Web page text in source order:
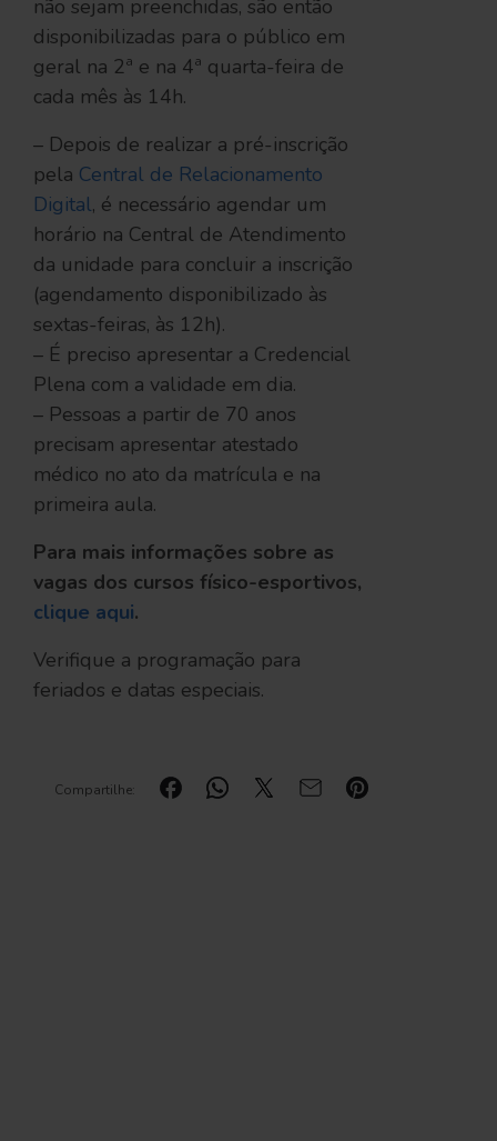
Compartilhe:
não sejam preenchidas, são então
disponibilizadas para o público em
geral na 2ª e na 4ª quarta-feira de
cada mês às 14h.
– Depois de realizar a pré-inscrição
pela Central de Relacionamento
Digital, é necessário agendar um
horário na Central de Atendimento
da unidade para concluir a inscrição
(agendamento disponibilizado às
sextas-feiras, às 12h).
– É preciso apresentar a Credencial
Plena com a validade em dia.
– Pessoas a partir de 70 anos
precisam apresentar atestado
médico no ato da matrícula e na
primeira aula.
Para mais informações sobre as
vagas dos cursos físico-esportivos,
clique aqui.
Verifique a programação para
feriados e datas especiais.